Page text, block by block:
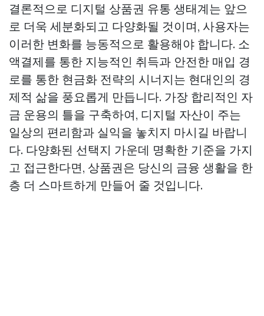
결론적으로 디지털 상품권 유통 생태계는 앞으
로 더욱 세분화되고 다양화될 것이며, 사용자는
이러한 변화를 능동적으로 활용해야 합니다. 소
액결제를 통한 지능적인 취득과 안전한 매입 경
로를 통한 현금화 전략의 시너지는 현대인의 경
제적 삶을 풍요롭게 만듭니다. 가장 합리적인 자
금 운용의 틀을 구축하여, 디지털 자산이 주는
일상의 편리함과 실익을 놓치지 마시길 바랍니
다. 다양화된 선택지 가운데 명확한 기준을 가지
고 접근한다면, 상품권은 당신의 금융 생활을 한
층 더 스마트하게 만들어 줄 것입니다.